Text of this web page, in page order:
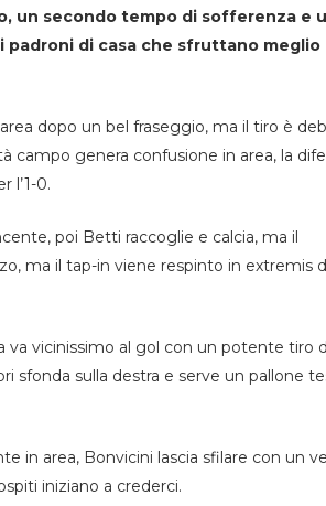
un secondo tempo di sofferenza e
padroni di casa che sfruttano meglio
dopo un bel fraseggio, ma il tiro è
campo genera confusione in area, la
l’1-0.
poi Betti raccoglie e calcia, ma il
ma il tap-in viene respinto in extremis
va vicinissimo al gol con un potente tiro
sfonda sulla destra e serve un pallone
in area, Bonvicini lascia sfilare con un
iniziano a crederci.